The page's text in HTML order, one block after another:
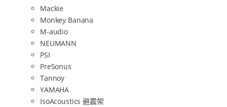
Mackie
Monkey Banana
M-audio
NEUMANN
PSI
PreSonus
Tannoy
YAMAHA
IsoAcoustics 避震架